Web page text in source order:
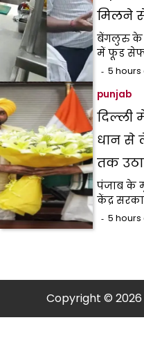
मिलने
बेंगलुरु के
में फूड
5 hours
punjab
दिल्ली
धान से
तक
पंजाब के
केंद्र
5 hours
Copyright © 2026